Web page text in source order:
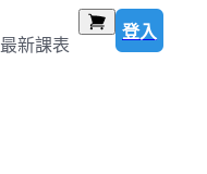
最新課表
登入